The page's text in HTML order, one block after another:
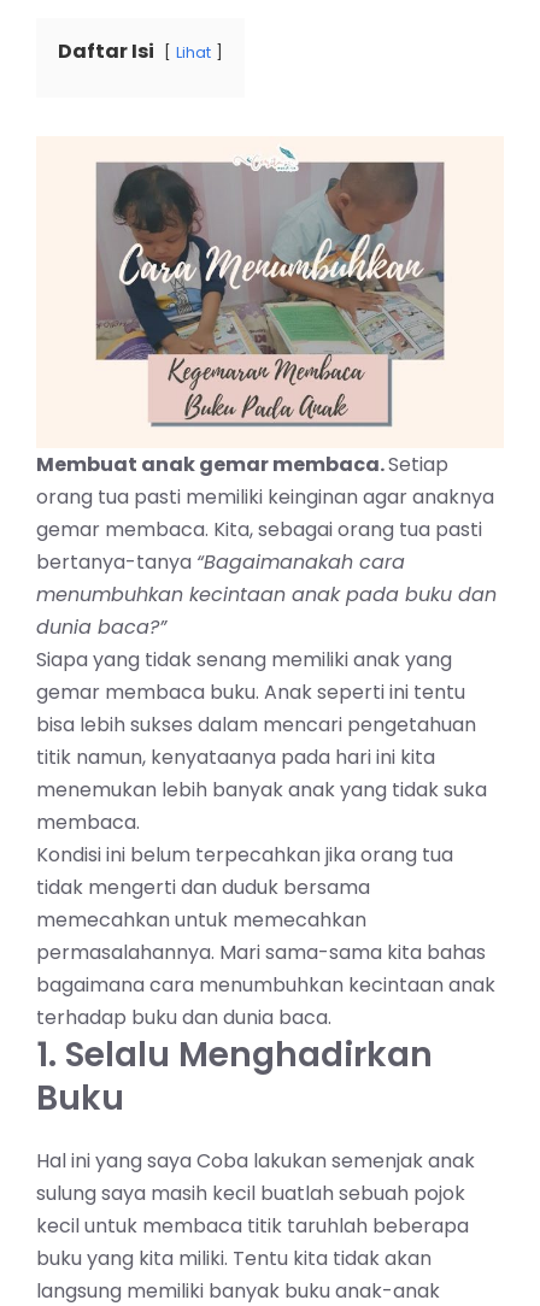
Daftar Isi Lihat
Membuat anak gemar membaca.Setiap
orang tua pasti memiliki keinginan agar anaknya
gemar membaca. Kita, sebagai orang tua pasti
bertanya-tanya “Bagaimanakah cara
menumbuhkan kecintaan anak pada buku dan
dunia baca?”
Siapa yang tidak senang memiliki anak yang
gemar membaca buku. Anak seperti ini tentu
bisa lebih sukses dalam mencari pengetahuan
titik namun, kenyataanya pada hari ini kita
menemukan lebih banyak anak yang tidak suka
membaca.
Kondisi ini belum terpecahkan jika orang tua
tidak mengerti dan duduk bersama
memecahkan untuk memecahkan
permasalahannya. Mari sama-sama kita bahas
bagaimana cara menumbuhkan kecintaan anak
terhadap buku dan dunia baca.
1. Selalu Menghadirkan
Buku
Hal ini yang saya Coba lakukan semenjak anak
sulung saya masih kecil buatlah sebuah pojok
kecil untuk membaca titik taruhlah beberapa
buku yang kita miliki. Tentu kita tidak akan
langsung memiliki banyak buku anak-anak